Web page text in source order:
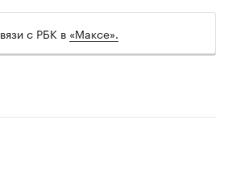
с РБК в «Максе».